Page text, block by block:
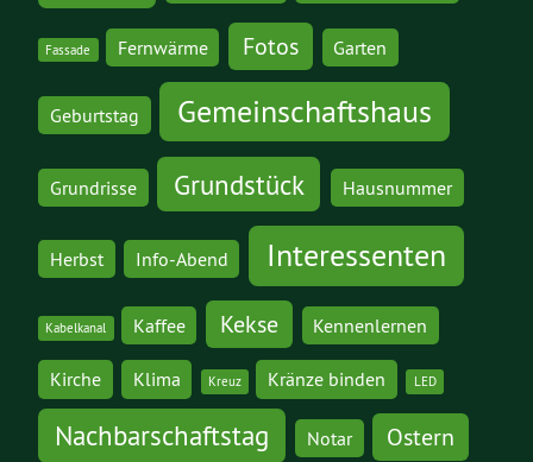
Fassade Fernwärme Fotos Garten
Geburtstag Gemeinschaftshaus
Grundrisse Grundstück Hausnummer
Herbst Info-Abend Interessenten
Kabelkanal Kaffee Kekse Kennenlernen
Kirche Klima Kreuz Kränze binden LED
Nachbarschaftstag Notar Ostern